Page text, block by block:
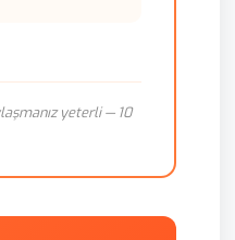
yeterli — 10